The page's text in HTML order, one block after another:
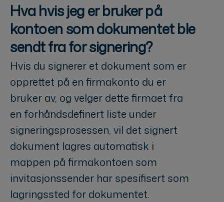
Hva hvis jeg er bruker på
kontoen som dokumentet ble
sendt fra for signering?
Hvis du signerer et dokument som er
opprettet på en firmakonto du er
bruker av, og velger dette firmaet fra
en forhåndsdefinert liste under
signeringsprosessen, vil det signert
dokument lagres automatisk i
mappen på firmakontoen som
invitasjonssender har spesifisert som
lagringssted for dokumentet.